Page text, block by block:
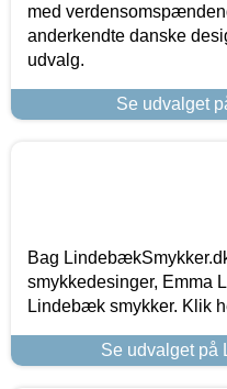
med
anderkendte danske
udvalg.
Se udvalget
Bag
smykkedesinger, Emma
Lindebæk smykker. Klik
Se udvalget på